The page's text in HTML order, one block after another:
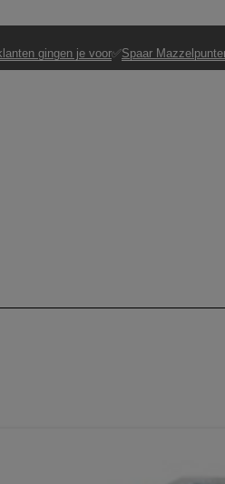
gingen je voor✅Spaar